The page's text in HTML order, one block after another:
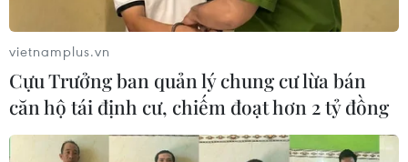
thảo luận lần đầu, thời gian tới sẽ có nhiều cuộc
hội thảo, phiên giải trình lấy ý kiến chuyên gia
trong nước và quốc tế để dự thảo Luật hoàn
chỉnh./.
(Vietnam+)
vietnamplus.vn
Cựu Trưởng ban quản lý chung cư lừa bán
căn hộ tái định cư, chiếm đoạt hơn 2 tỷ đồng